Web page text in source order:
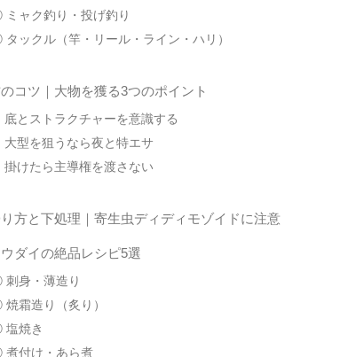
ャク釣り・投げ釣り
ックル（竿・リール・ライン・ハリ）
コツ｜大物を獲る3つのポイント
底とストラクチャーを意識する
大型を狙うなら夜と特エサ
掛けたら主導権を渡さない
方と下処理｜寄生虫ディディモゾイドに注意
ダイの絶品レシピ5選
身・薄造り
霜造り（炙り）
焼き
付け・あら煮